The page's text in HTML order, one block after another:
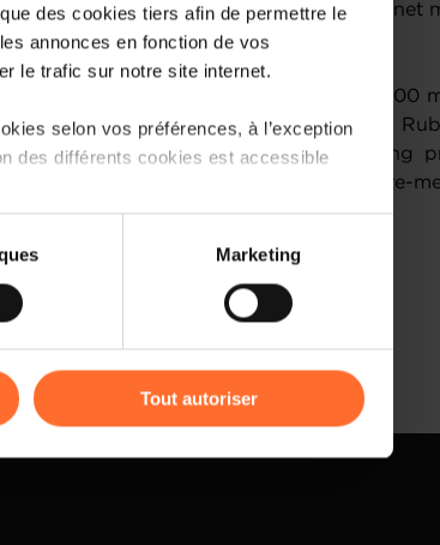
des cookies tiers afin de permettre le
annonces en fonction de vos
le trafic sur notre site internet.
selon vos préférences, à l’exception
des différents cookies est accessible
de vidéos, partage sur les réseaux
Marketing
Tout autoriser
square-metre flat today would require a net
pre-Covid levels.
total wage bill could unlock up to €400
investment, economist Michel-Édouard
help stabilise demand in the struggling
that buyers looking to buy a 60-square-
salary of €6,000.